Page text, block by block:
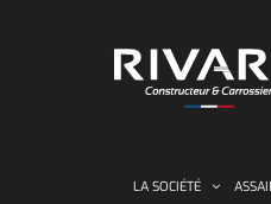
LA SOCIÉTÉ